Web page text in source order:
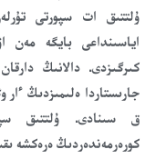
اياسىنداعى بايگە مەن
كىرگىزدى. دالانىڭ
جارىستاردا ەلىمىزدىڭ
ق سىنادى. ۇلتتىق
كورەرمەندەردىڭ ەرەكشە